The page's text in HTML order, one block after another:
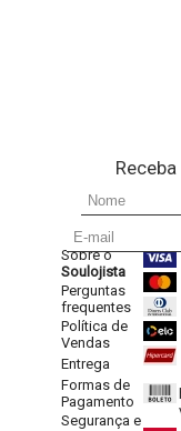
Sobre o
Soulojista
Perguntas
frequentes
Política de
Vendas
Entrega
Formas de
Pagamento
Segurança e